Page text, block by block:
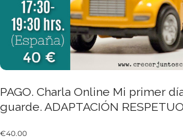
PAGO. Charla Online Mi primer
guarde. ADAPTACIÓN
€40.00